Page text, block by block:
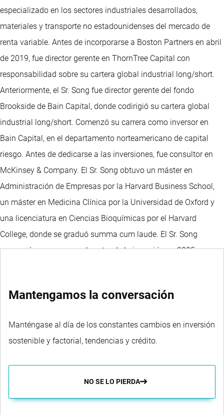
especializado en los sectores industriales desarrollados,
materiales y transporte no estadounidenses del mercado de
renta variable. Antes de incorporarse a Boston Partners en abril
de 2019, fue director gerente en ThornTree Capital con
responsabilidad sobre su cartera global industrial long/short.
Anteriormente, el Sr. Song fue director gerente del fondo
Brookside de Bain Capital, donde codirigió su cartera global
industrial long/short. Comenzó su carrera como inversor en
Bain Capital, en el departamento norteamericano de capital
riesgo. Antes de dedicarse a las inversiones, fue consultor en
McKinsey & Company. El Sr. Song obtuvo un máster en
Administración de Empresas por la Harvard Business School,
un máster en Medicina Clínica por la Universidad de Oxford y
una licenciatura en Ciencias Bioquímicas por el Harvard
College, donde se graduó summa cum laude. El Sr. Song
comenzó su carrera en el sector de la inversión en 2005.
Mantengamos la conversación
Manténgase al día de los constantes cambios en inversión
sostenible y factorial, tendencias y crédito.
NO SE LO PIERDA